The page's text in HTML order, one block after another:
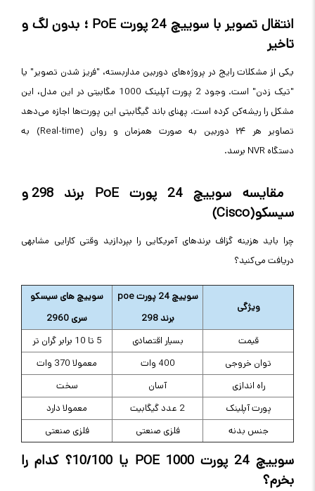
انتقال تصویر با سوییچ 24 پورت PoE؛ بدون لگ و
تاخیر
یکی از مشکلات رایج در پروژه‌های دوربین مداربسته، "فریز شدن تصویر" یا
"تیک زدن" است. وجود 2 پورت آپلینک 1000 مگابیتی در این مدل، این
مشکل را ریشه‌کن کرده است. پهنای باند گیگابیتی این پورت‌ها اجازه می‌دهد
تصاویر هر ۲۴ دوربین به صورت همزمان و روان
(Real-time) به
دستگاه NVR برسد.
مقایسه سوییچ 24 پورت PoE
برند 298 و
سیسکو(Cisco)
چرا باید هزینه گزاف برندهای آمریکایی را بپردازید وقتی کارایی مشابهی
دریافت می‌کنید؟
ویژگی
سوییچ 24 پورت poe
برند 298
سوییچ های سیسکو
سری 2960
قیمت
بسیار اقتصادی
5 تا 10 برابر گران تر
توان خروجی
400 وات
معمولا 370 وات
راه اندازی
آسان
سخت
پورت آپلینک
2 عدد گیگابیت
معمولا دارد
جنس بدنه
فلزی صنعتی فلزی صنعتی
سوییچ 24 پورت POE 1000
یا 10/100؟ کدام را
بخرم؟